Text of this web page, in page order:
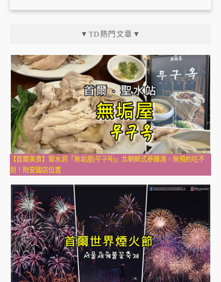
▼TD熱門文章▼
【首爾美食】聖水洞「無垢屋(무구옥)」北朝鮮式蔘雞湯，無預約吃不
到！附安國店位置